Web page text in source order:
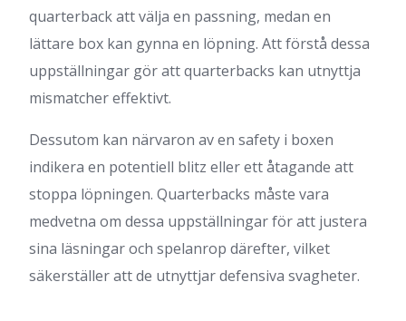
quarterback att välja en passning, medan en
lättare box kan gynna en löpning. Att förstå dessa
uppställningar gör att quarterbacks kan utnyttja
mismatcher effektivt.
Dessutom kan närvaron av en safety i boxen
indikera en potentiell blitz eller ett åtagande att
stoppa löpningen. Quarterbacks måste vara
medvetna om dessa uppställningar för att justera
sina läsningar och spelanrop därefter, vilket
säkerställer att de utnyttjar defensiva svagheter.